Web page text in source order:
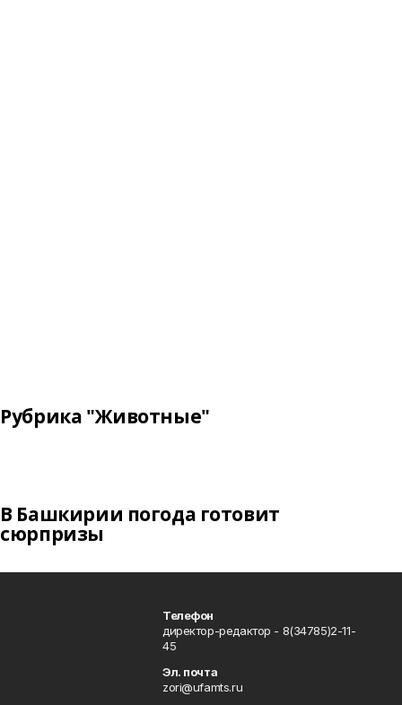
Рубрика "Животные"
В Башкирии погода готовит
сюрпризы
Телефон
директор-редактор - 8(34785)2-11-
45
Эл. почта
zori@ufamts.ru